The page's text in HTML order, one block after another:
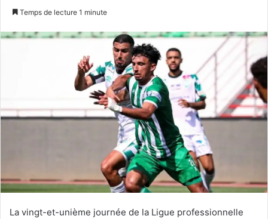
Temps de lecture 1 minute
La vingt-et-unième journée de la Ligue professionnelle